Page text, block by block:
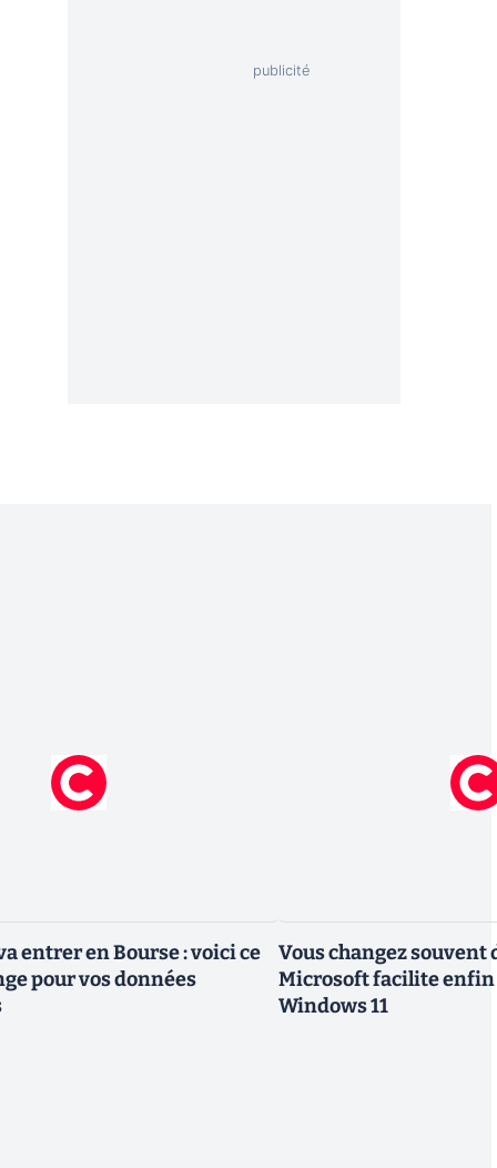
entrer en Bourse : voici ce
pour vos données
Vous changez souvent
Microsoft facilite
Windows 11